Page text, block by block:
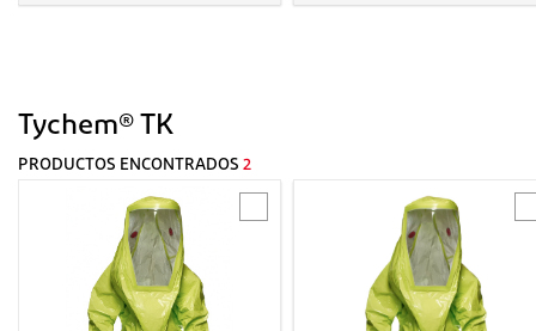
Tychem® TK
PRODUCTOS ENCONTRADOS 2